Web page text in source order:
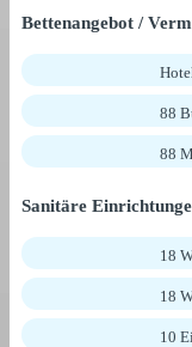
Bettenangebot /
88
88
Sanitäre
18
18
10